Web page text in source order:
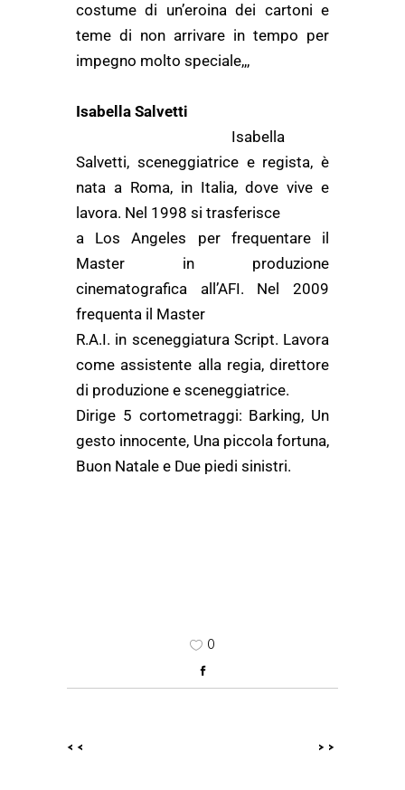
costume di un’eroina dei cartoni e
teme di non arrivare in tempo per
impegno molto speciale,,,
Isabella Salvetti
Isabella
Salvetti, sceneggiatrice e regista, è
nata a Roma, in Italia, dove vive e
lavora. Nel 1998 si trasferisce
a Los Angeles per frequentare il
Master in produzione
cinematografica all’AFI. Nel 2009
frequenta il Master
R.A.I. in sceneggiatura Script. Lavora
come assistente alla regia, direttore
di produzione e sceneggiatrice.
Dirige 5 cortometraggi: Barking, Un
gesto innocente, Una piccola fortuna,
Buon Natale e Due piedi sinistri.
0
<< >>